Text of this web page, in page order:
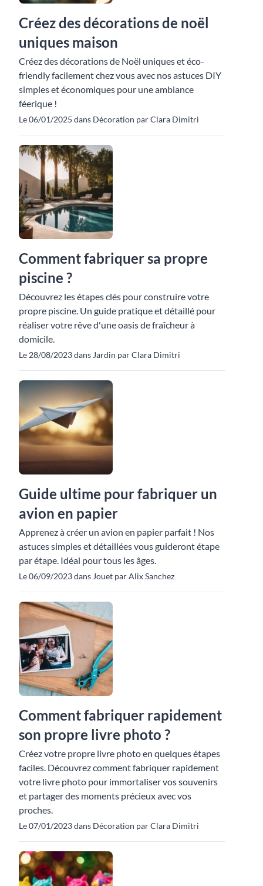
Créez des décorations de noël
uniques maison
Créez des décorations de Noël uniques et éco-
friendly facilement chez vous avec nos astuces DIY
simples et économiques pour une ambiance
féerique !
Le 06/01/2025 dans Décoration par Clara Dimitri
Comment fabriquer sa propre
piscine ?
Découvrez les étapes clés pour construire votre
propre piscine. Un guide pratique et détaillé pour
réaliser votre rêve d'une oasis de fraîcheur à
domicile.
Le 28/08/2023 dans Jardin par Clara Dimitri
Guide ultime pour fabriquer un
avion en papier
Apprenez à créer un avion en papier parfait ! Nos
astuces simples et détaillées vous guideront étape
par étape. Idéal pour tous les âges.
Le 06/09/2023 dans Jouet par Alix Sanchez
Comment fabriquer rapidement
son propre livre photo ?
Créez votre propre livre photo en quelques étapes
faciles. Découvrez comment fabriquer rapidement
votre livre photo pour immortaliser vos souvenirs
et partager des moments précieux avec vos
proches.
Le 07/01/2023 dans Décoration par Clara Dimitri